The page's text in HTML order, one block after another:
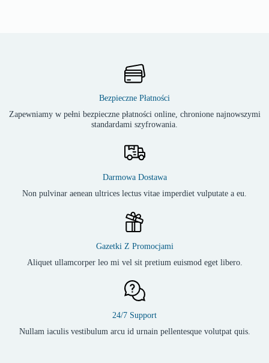
Bezpieczne Płatności
Zapewniamy w pełni bezpieczne płatności online, chronione najnowszymi
standardami szyfrowania.
Darmowa Dostawa
Non pulvinar aenean ultrices lectus vitae imperdiet vulputate a eu.
Gazetki Z Promocjami
Aliquet ullamcorper leo mi vel sit pretium euismod eget libero.
24/7 Support
Nullam iaculis vestibulum arcu id urnain pellentesque volutpat quis.